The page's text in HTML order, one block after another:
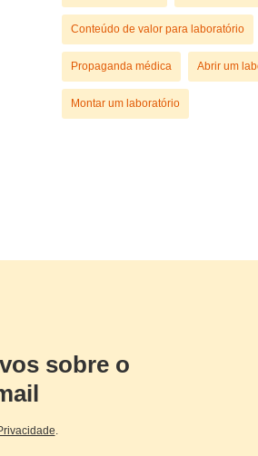
Conteúdo de valor para laboratório
Propaganda médica Abrir um
Montar um laboratório
sobre o
.